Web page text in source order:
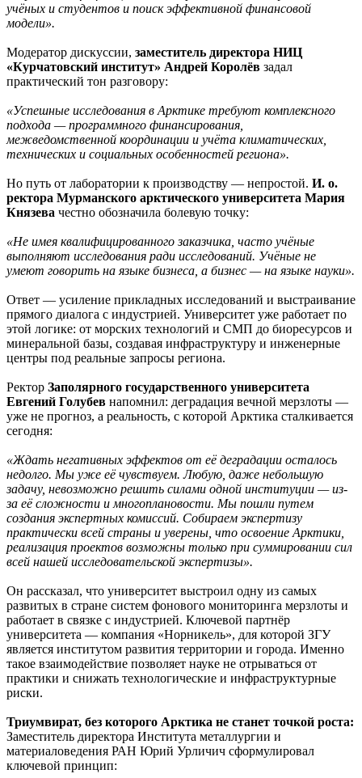
учёных и студентов и поиск эффективной финансовой
модели».
Модератор дискуссии, заместитель директора НИЦ
«Курчатовский институт» Андрей Королёв задал
практический тон разговору:
«Успешные исследования в Арктике требуют комплексного
подхода — программного финансирования,
межведомственной координации и учёта климатических,
технических и социальных особенностей региона».
Но путь от лаборатории к производству — непростой. И. о.
ректора Мурманского арктического университета Мария
Князева честно обозначила болевую точку:
«Не имея квалифицированного заказчика, часто учёные
выполняют исследования ради исследований. Учёные не
умеют говорить на языке бизнеса, а бизнес — на языке науки».
Ответ — усиление прикладных исследований и выстраивание
прямого диалога с индустрией. Университет уже работает по
этой логике: от морских технологий и СМП до биоресурсов и
минеральной базы, создавая инфраструктуру и инженерные
центры под реальные запросы региона.
Ректор Заполярного государственного университета
Евгений Голубев напомнил: деградация вечной мерзлоты —
уже не прогноз, а реальность, с которой Арктика сталкивается
сегодня:
«Ждать негативных эффектов от её деградации осталось
недолго. Мы уже её чувствуем. Любую, даже небольшую
задачу, невозможно решить силами одной институции — из-
за её сложности и многоплановости. Мы пошли путем
создания экспертных комиссий. Собираем экспертизу
практически всей страны и уверены, что освоение Арктики,
реализация проектов возможны только при суммировании сил
всей нашей исследовательской экспертизы».
Он рассказал, что университет выстроил одну из самых
развитых в стране систем фонового мониторинга мерзлоты и
работает в связке с индустрией. Ключевой партнёр
университета — компания «Норникель», для которой ЗГУ
является институтом развития территории и города. Именно
такое взаимодействие позволяет науке не отрываться от
практики и снижать технологические и инфраструктурные
риски.
Триумвират, без которого Арктика не станет точкой роста:
Заместитель директора Института металлургии и
материаловедения РАН Юрий Урличич сформулировал
ключевой принцип: